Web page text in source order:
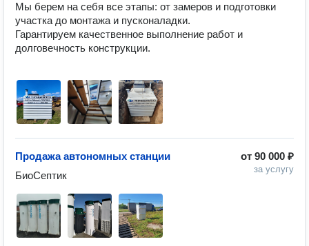
Мы берем на себя все этапы: от замеров и подготовки
участка до монтажа и пусконаладки.
Гарантируем качественное выполнение работ и
долговечность конструкции.
от 90 000 ₽
за услугу
Продажа автономных станции
БиоСептик